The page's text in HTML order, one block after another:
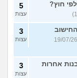
חוץ? 5
עצות
(ירין, בת 19, כתבה ב-19/07/26
3
עצות
אחרות 3
עצות